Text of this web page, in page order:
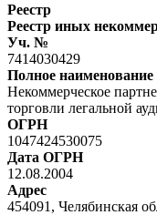
Реестр
Реестр иных
Уч. №
7414030429
Полное наименование
Некоммерческое
торговли легальной
ОГРН
1047424530075
Дата ОГРН
12.08.2004
Адрес
454091, Челябинская